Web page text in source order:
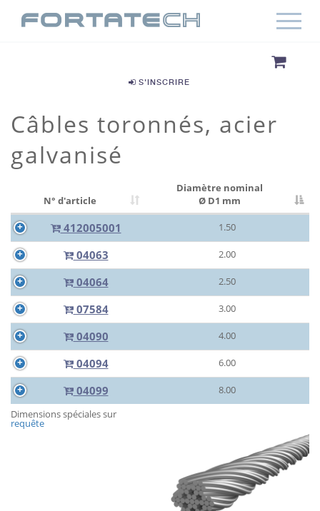
S'INSCRIRE
Câbles toronnés, acier
galvanisé
N° d'article
Diamètre nominal
Ø D1 mm
412005001 1.50
04063 2.00
04064 2.50
07584 3.00
04090 4.00
04094 6.00
04099
8.00
Dimensions spéciales sur
requête